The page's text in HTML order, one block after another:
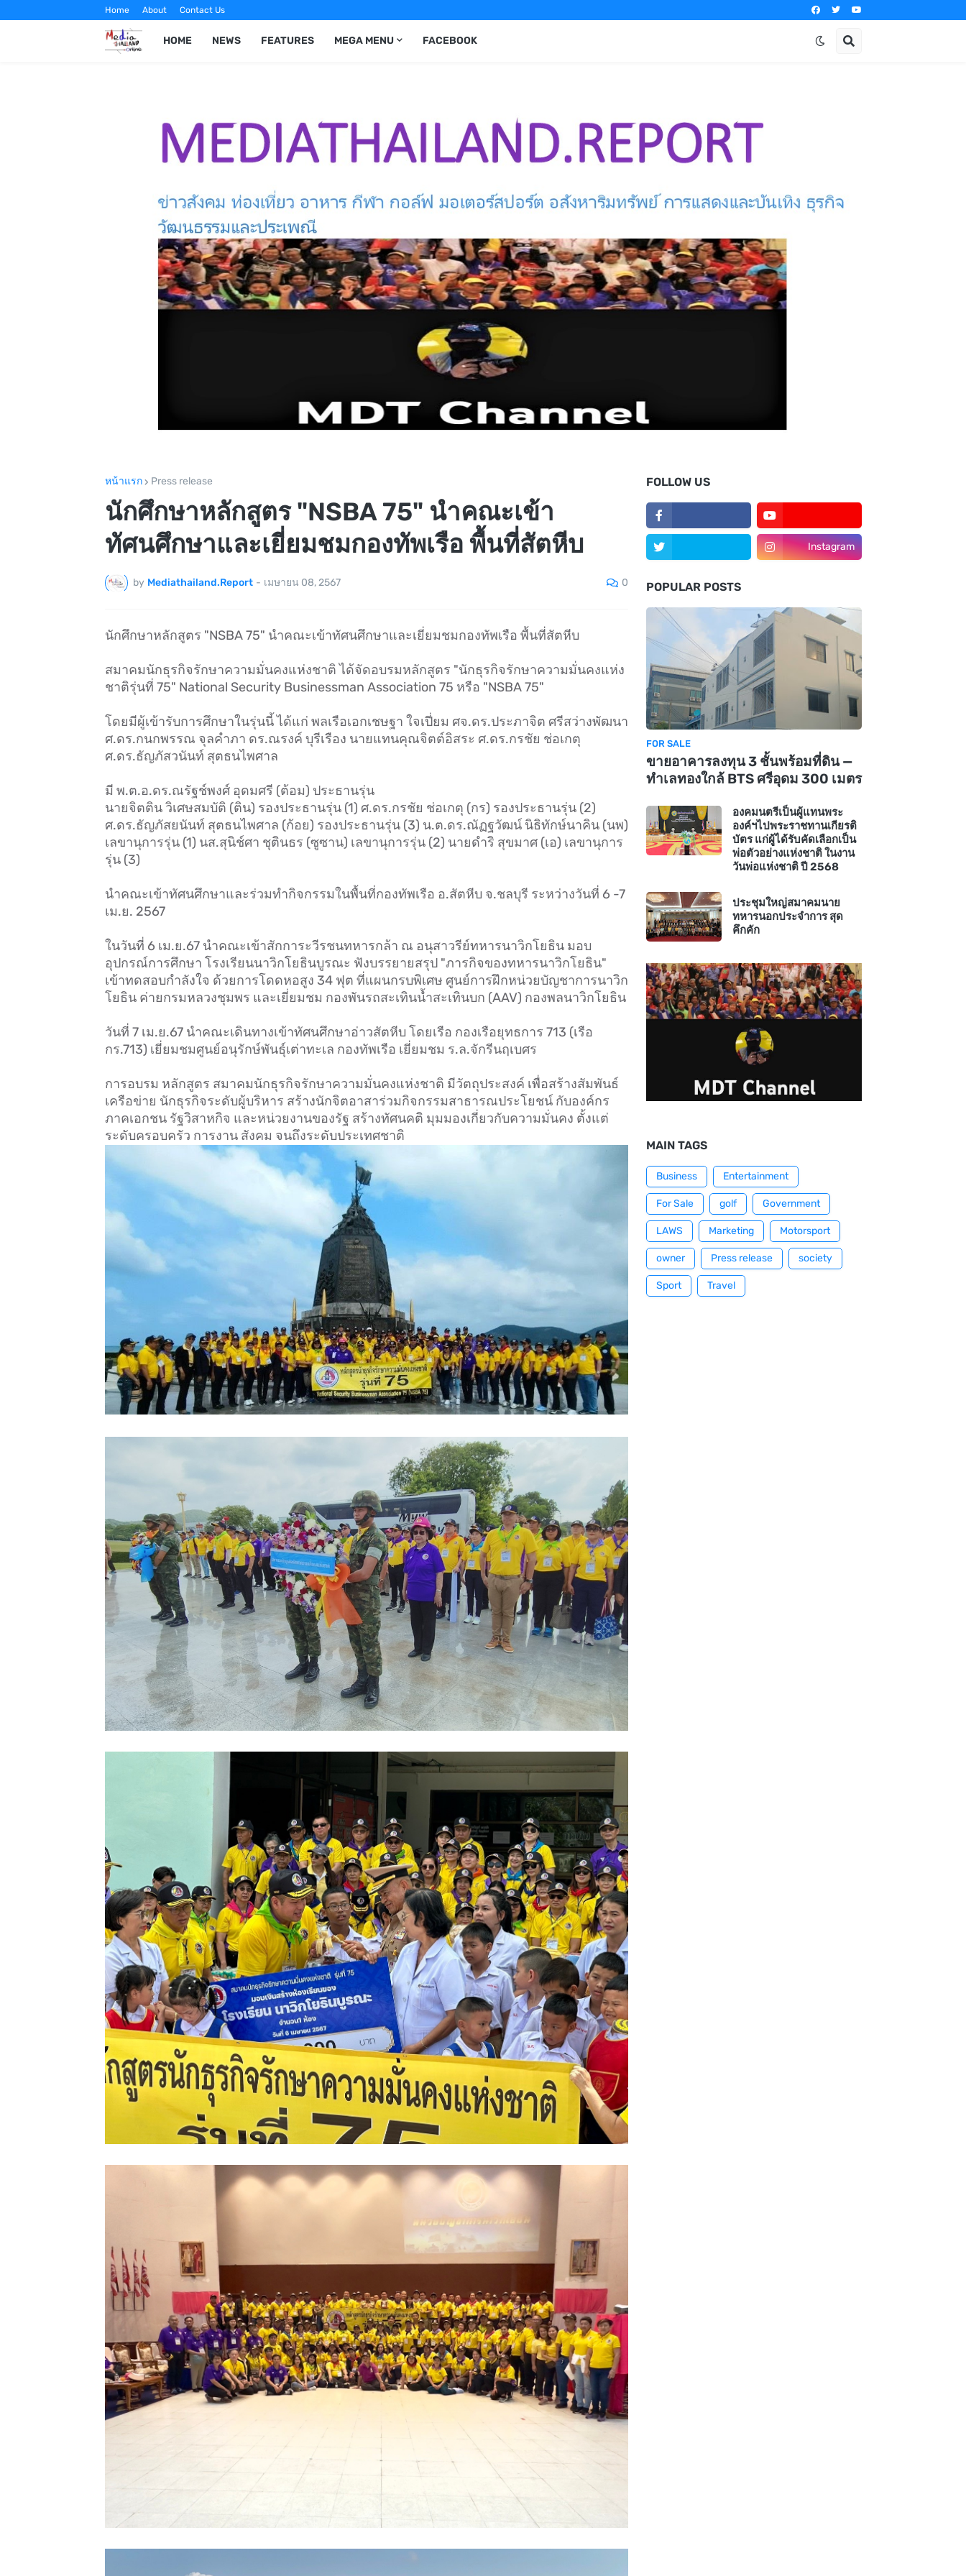
Home About Contact Us
HOME NEWS FEATURES MEGA MENU FACEBOOK
หน้าแรก Press release
นักศึกษาหลักสูตร "NSBA 75" นำคณะเข้า
ทัศนศึกษาและเยี่ยมชมกองทัพเรือ พื้นที่สัตหีบ
by Mediathailand.Report - เมษายน 08, 2567 0
นักศึกษาหลักสูตร "NSBA 75" นำคณะเข้าทัศนศึกษาและเยี่ยมชมกองทัพเรือ พื้นที่สัตหีบ
สมาคมนักธุรกิจรักษาความมั่นคงแห่งชาติ ได้จัดอบรมหลักสูตร "นักธุรกิจรักษาความมั่นคงแห่ง
ชาติรุ่นที่ 75" National Security Businessman Association 75 หรือ "NSBA 75"
โดยมีผู้เข้ารับการศึกษาในรุ่นนี้ ได้แก่ พลเรือเอกเชษฐา​ ใจเปี่ยม ศจ.ดร.ประภาจิต ศรีสว่างพัฒนา
ศ.ดร.กนกพรรณ จุลคำภา ดร.ณรงค์ บุรีเรือง นาย​แทนคุณจิตต์อิสระ ศ.ดร.กรชัย ช่อเกตุ
ศ.ดร.ธัญภัสวนันท์​ สุตธนไพศาล
มี พ.ต.อ.ดร.ณรัฐช์พงศ์ อุดมศรี (ต้อม) ประธานรุ่น
นายจิตติน วิเศษสมบัติ (ติน) รองประธานรุ่น (1) ศ.ดร.กรชัย ช่อเกตุ (กร) รองประธานรุ่น (2)
ศ.ดร.ธัญภัสยนันท์ สุตธนไพศาล (ก้อย) รองประธานรุ่น (3) น.ต.ดร.ณัฏฐวัฒน์ นิธิทักษ์นาคิน (นพ)
เลขานุการรุ่น (1) นส.สุนิช์ศา ชุตินธร (ซูซาน) เลขานุการรุ่น (2) นายดำริ สุขมาศ (เอ) เลขานุการ
รุ่น (3)
นำคณะเข้าทัศนศึกษาและร่วมทำกิจกรรมในพื้นที่กองทัพเรือ อ.สัตหีบ จ.ชลบุรี ระหว่างวันที่ 6 -7
เม.ย. 2567
ในวันที่ 6 เม.ย.67 นำคณะเข้าสักการะวีรชนทหารกล้า ณ อนุสาวรีย์ทหารนาวิกโยธิน มอบ
อุปกรณ์การศึกษา โรงเรียนนาวิกโยธินบูรณะ ฟังบรรยายสรุป "ภารกิจของทหารนาวิกโยธิน"
เข้าทดสอบกำลังใจ ด้วยการโดดหอสูง 34 ฟุต ที่แผนกรบพิเศษ ศูนย์การฝึกหน่วยบัญชาการนาวิก
โยธิน ค่ายกรมหลวงชุมพร และเยี่ยมชม กองพันรถสะเทินน้ำสะเทินบก (AAV) กองพลนาวิกโยธิน
วันที่ 7 เม.ย.67 นำคณะเดินทางเข้าทัศนศึกษาอ่าวสัตหีบ โดยเรือ กองเรือยุทธการ 713 (เรือ
กร.713) เยี่ยมชมศูนย์อนุรักษ์พันธุ์เต่าทะเล กองทัพเรือ เยี่ยมชม ร.ล.จักรีนฤเบศร
การอบรม หลักสูตร สมาคมนักธุรกิจรักษาความมั่นคงแห่งชาติ มีวัตถุประสงค์ เพื่อสร้างสัมพันธ์
เครือข่าย นักธุรกิจระดับผู้บริหาร สร้างนักจิตอาสาร่วมกิจกรรมสาธารณประโยชน์ กับองค์กร
ภาคเอกชน รัฐวิสาหกิจ และหน่วยงานของรัฐ สร้างทัศนคติ มุมมองเกี่ยวกับความมั่นคง ตั้งแต่
ระดับครอบครัว การงาน สังคม จนถึงระดับประเทศชาติ
FOLLOW US
Instagram
POPULAR POSTS
FOR SALE
ขายอาคารลงทุน 3 ชั้นพร้อมที่ดิน —
ทำเลทองใกล้ BTS ศรีอุดม 300 เมตร
องคมนตรีเป็นผู้แทนพระ
องค์ฯไปพระราชทานเกียรติ
บัตร แก่ผู้ได้รับคัดเลือกเป็น
พ่อตัวอย่างแห่งชาติ ในงาน
วันพ่อแห่งชาติ ปี 2568
ประชุมใหญ่สมาคมนาย
ทหารนอกประจำการ สุด
คึกคัก
MAIN TAGS
Business Entertainment
For Sale golf Government
LAWS Marketing Motorsport
owner Press release society
Sport Travel